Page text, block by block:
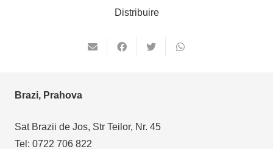
Distribuire
Brazi, Prahova
Sat Brazii de Jos, Str Teilor, Nr. 45
Tel: 0722 706 822